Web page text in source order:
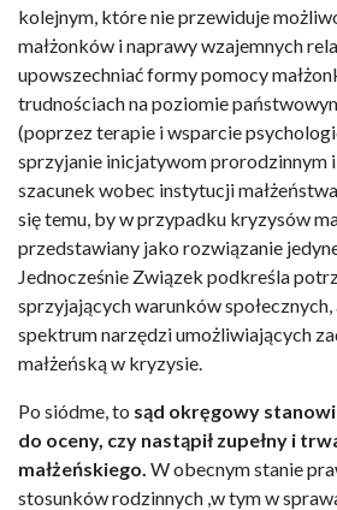
kolejnym, które nie przewiduje
małżonków i naprawy wzajemnych
upowszechniać formy pomocy
trudnościach na poziomie
(poprzez terapie i wsparcie
sprzyjanie inicjatywom prorodzinnym i
szacunek wobec instytucji
się temu, by w przypadku kryzysów
przedstawiany jako rozwiązanie
Jednocześnie Związek podkreśla
sprzyjających warunków
spektrum narzędzi umożliwiających
małżeńską w kryzysie.
Po siódme, to sąd okręgowy
do oceny, czy nastąpił zupełny i
małżeńskiego. W obecnym stanie
stosunków rodzinnych ,w tym w